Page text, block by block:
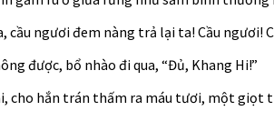
cầu ngươi đem nàng trả lại ta! Cầu ngươi!
được, bổ nhào đi qua, “Đủ, Khang Hi!”
cho hắn trán thấm ra máu tươi, một